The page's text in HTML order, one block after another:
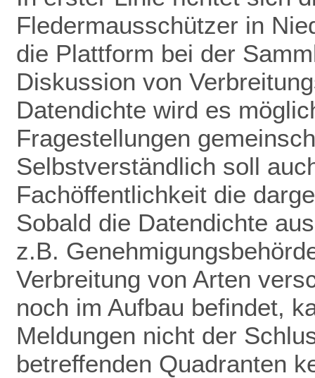
Fledermausschützer in
die Plattform bei der
Diskussion von
Datendichte wird es
Fragestellungen
Selbstverständlich soll
Fachöffentlichkeit die
Sobald die Datendichte
z.B.
Verbreitung von Arten
noch im Aufbau befindet,
Meldungen nicht der
betreffenden Quadranten